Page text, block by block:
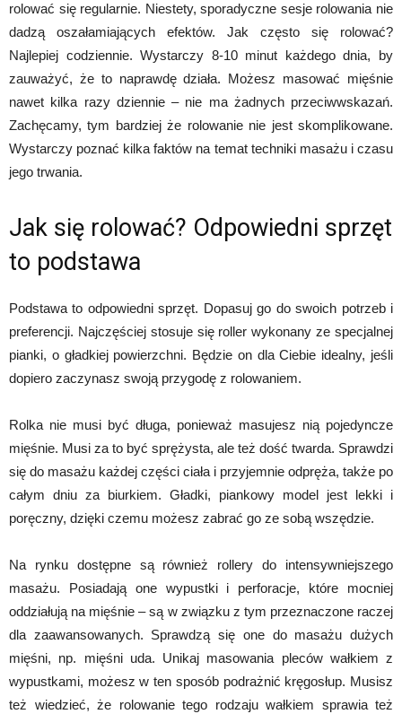
rolować się regularnie. Niestety, sporadyczne sesje rolowania nie
dadzą oszałamiających efektów. Jak często się rolować?
Najlepiej codziennie. Wystarczy 8-10 minut każdego dnia, by
zauważyć, że to naprawdę działa. Możesz masować mięśnie
nawet kilka razy dziennie – nie ma żadnych przeciwwskazań.
Zachęcamy, tym bardziej że rolowanie nie jest skomplikowane.
Wystarczy poznać kilka faktów na temat techniki masażu i czasu
jego trwania.
Jak się rolować? Odpowiedni sprzęt
to podstawa
Podstawa to odpowiedni sprzęt. Dopasuj go do swoich potrzeb i
preferencji. Najczęściej stosuje się roller wykonany ze specjalnej
pianki, o gładkiej powierzchni. Będzie on dla Ciebie idealny, jeśli
dopiero zaczynasz swoją przygodę z rolowaniem.
Rolka nie musi być długa, ponieważ masujesz nią pojedyncze
mięśnie. Musi za to być sprężysta, ale też dość twarda. Sprawdzi
się do masażu każdej części ciała i przyjemnie odpręża, także po
całym dniu za biurkiem. Gładki, piankowy model jest lekki i
poręczny, dzięki czemu możesz zabrać go ze sobą wszędzie.
Na rynku dostępne są również rollery do intensywniejszego
masażu. Posiadają one wypustki i perforacje, które mocniej
oddziałują na mięśnie – są w związku z tym przeznaczone raczej
dla zaawansowanych. Sprawdzą się one do masażu dużych
mięśni, np. mięśni uda. Unikaj masowania pleców wałkiem z
wypustkami, możesz w ten sposób podrażnić kręgosłup. Musisz
też wiedzieć, że rolowanie tego rodzaju wałkiem sprawia też